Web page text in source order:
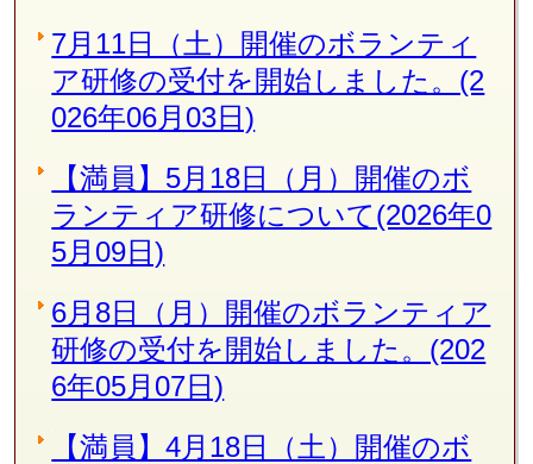
7月11日（土）開催のボランティ
ア研修の受付を開始しました。(2
026年06月03日)
【満員】5月18日（月）開催のボ
ランティア研修について(2026年0
5月09日)
6月8日（月）開催のボランティア
研修の受付を開始しました。(202
6年05月07日)
【満員】4月18日（土）開催のボ